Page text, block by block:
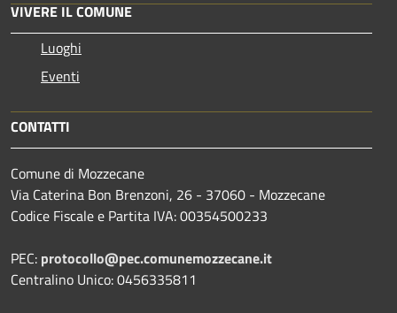
VIVERE IL COMUNE
Luoghi
Eventi
CONTATTI
Comune di Mozzecane
Via Caterina Bon Brenzoni, 26 - 37060 - Mozzecane
Codice Fiscale e Partita IVA: 00354500233
PEC: protocollo@pec.comunemozzecane.it
Centralino Unico: 0456335811